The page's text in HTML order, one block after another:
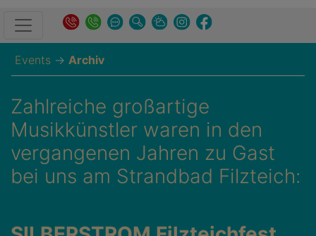
Events → Archiv
Zahlreiche großartige
Musikkünstler waren in den
vergangenen Jahren zu Gast
bei uns am Strandbad Filzteich: